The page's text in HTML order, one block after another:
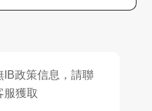
IB政策信息，請聯
服獲取